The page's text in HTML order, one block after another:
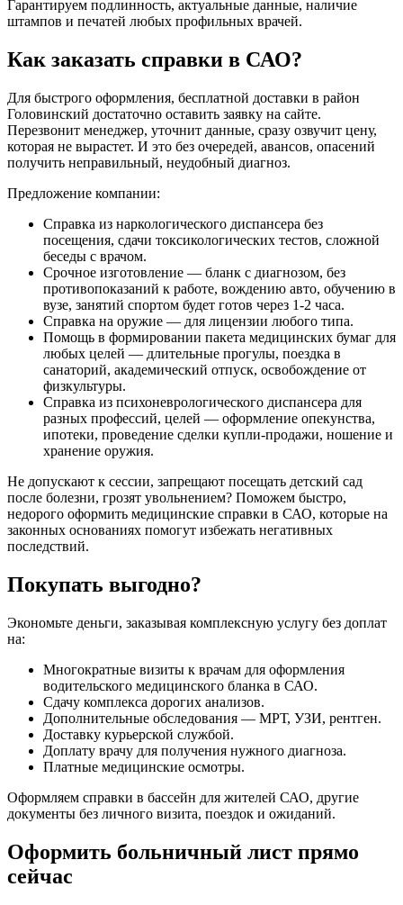
Гарантируем подлинность, актуальные данные, наличие
штампов и печатей любых профильных врачей.
Как заказать справки в САО?
Для быстрого оформления, бесплатной доставки в район
Головинский достаточно оставить заявку на сайте.
Перезвонит менеджер, уточнит данные, сразу озвучит цену,
которая не вырастет. И это без очередей, авансов, опасений
получить неправильный, неудобный диагноз.
Предложение компании:
Справка из наркологического диспансера без
посещения, сдачи токсикологических тестов, сложной
беседы с врачом.
Срочное изготовление — бланк с диагнозом, без
противопоказаний к работе, вождению авто, обучению в
вузе, занятий спортом будет готов через 1-2 часа.
Справка на оружие — для лицензии любого типа.
Помощь в формировании пакета медицинских бумаг для
любых целей — длительные прогулы, поездка в
санаторий, академический отпуск, освобождение от
физкультуры.
Справка из психоневрологического диспансера для
разных профессий, целей — оформление опекунства,
ипотеки, проведение сделки купли-продажи, ношение и
хранение оружия.
Не допускают к сессии, запрещают посещать детский сад
после болезни, грозят увольнением? Поможем быстро,
недорого оформить медицинские справки в САО, которые на
законных основаниях помогут избежать негативных
последствий.
Покупать выгодно?
Экономьте деньги, заказывая комплексную услугу без доплат
на:
Многократные визиты к врачам для оформления
водительского медицинского бланка в САО.
Сдачу комплекса дорогих анализов.
Дополнительные обследования — МРТ, УЗИ, рентген.
Доставку курьерской службой.
Доплату врачу для получения нужного диагноза.
Платные медицинские осмотры.
Оформляем справки в бассейн для жителей САО, другие
документы без личного визита, поездок и ожиданий.
Оформить больничный лист прямо
сейчас